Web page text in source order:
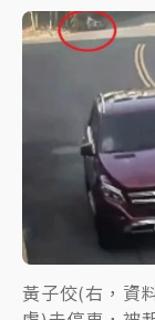
黃子佼(右，資